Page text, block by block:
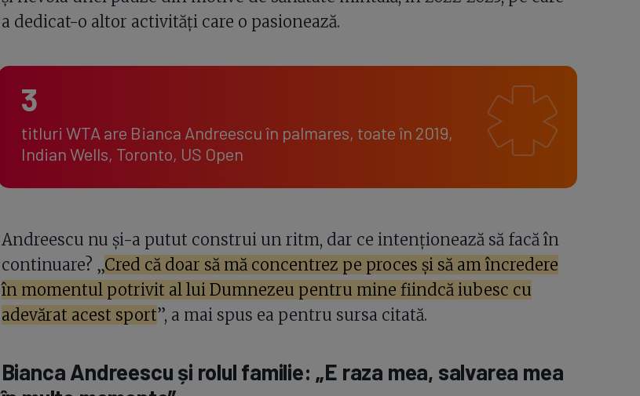
a dedicat-o altor activități care o pasionează.
3
titluri WTA are Bianca Andreescu în palmares, toate în 2019,
Indian Wells, Toronto, US Open
Andreescu nu și-a putut construi un ritm, dar ce intenționează să facă în
continuare? „Cred că doar să mă concentrez pe proces și să am încredere
în momentul potrivit al lui Dumnezeu pentru mine fiindcă iubesc cu
adevărat acest sport”, a mai spus ea pentru sursa citată.
Bianca Andreescu și rolul familie: „E raza mea, salvarea mea